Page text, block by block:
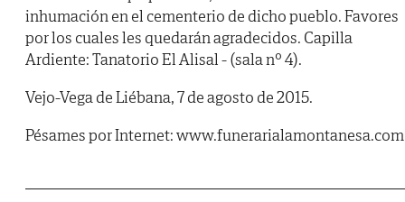
inhumación en el cementerio de dicho pueblo. Favores
por los cuales les quedarán agradecidos. Capilla
Ardiente: Tanatorio El Alisal - (sala nº 4).
Vejo-Vega de Liébana, 7 de agosto de 2015.
Pésames por Internet: www.funerarialamontanesa.com